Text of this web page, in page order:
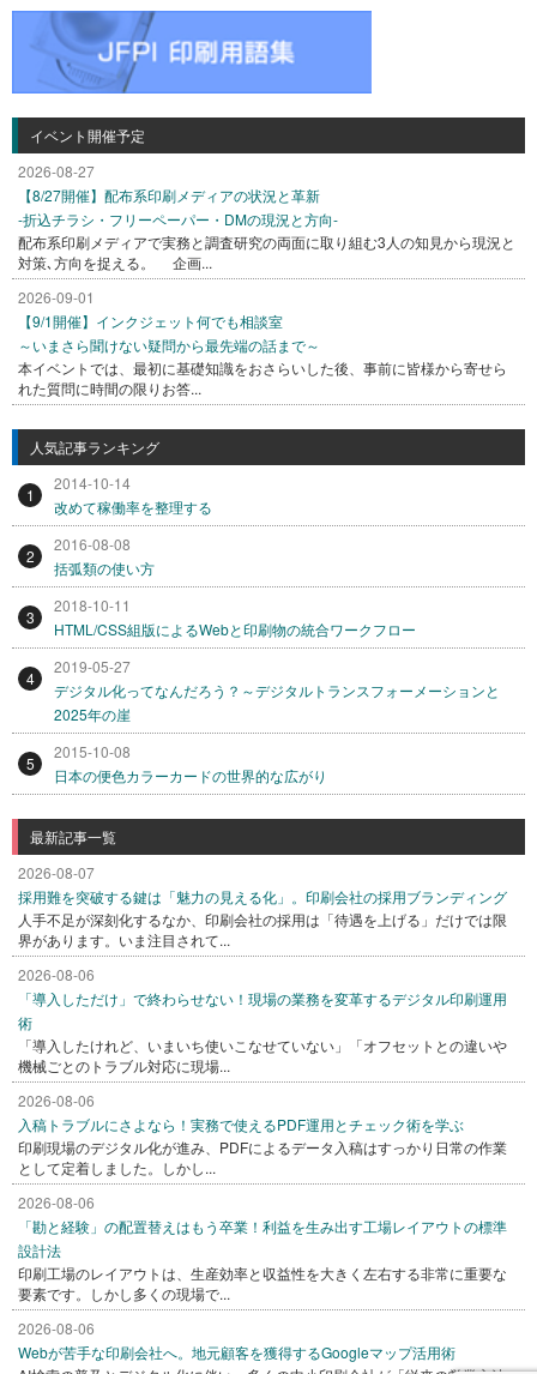
イベント開催予定
2026-08-27
【8/27開催】配布系印刷メディアの状況と革新
-折込チラシ・フリーペーパー・DMの現況と方向-
配布系印刷メディアで実務と調査研究の両面に取り組む3人の知見から現況と
対策､方向を捉える。 企画...
2026-09-01
【9/1開催】インクジェット何でも相談室
～いまさら聞けない疑問から最先端の話まで～
本イベントでは、最初に基礎知識をおさらいした後、事前に皆様から寄せら
れた質問に時間の限りお答...
人気記事ランキング
1
2014-10-14
改めて稼働率を整理する
2
2016-08-08
括弧類の使い方
3
2018-10-11
HTML/CSS組版によるWebと印刷物の統合ワークフロー
4
2019-05-27
デジタル化ってなんだろう？～デジタルトランスフォーメーションと
2025年の崖
5
2015-10-08
日本の便色カラーカードの世界的な広がり
最新記事一覧
2026-08-07
採用難を突破する鍵は「魅力の見える化」。印刷会社の採用ブランディング
人手不足が深刻化するなか、印刷会社の採用は「待遇を上げる」だけでは限
界があります。いま注目されて...
2026-08-06
「導入しただけ」で終わらせない！現場の業務を変革するデジタル印刷運用
術
「導入したけれど、いまいち使いこなせていない」「オフセットとの違いや
機械ごとのトラブル対応に現場...
2026-08-06
入稿トラブルにさよなら！実務で使えるPDF運用とチェック術を学ぶ
印刷現場のデジタル化が進み、PDFによるデータ入稿はすっかり日常の作業
として定着しました。しかし...
2026-08-06
「勘と経験」の配置替えはもう卒業！利益を生み出す工場レイアウトの標準
設計法
印刷工場のレイアウトは、生産効率と収益性を大きく左右する非常に重要な
要素です。しかし多くの現場で...
2026-08-06
Webが苦手な印刷会社へ。地元顧客を獲得するGoogleマップ活用術